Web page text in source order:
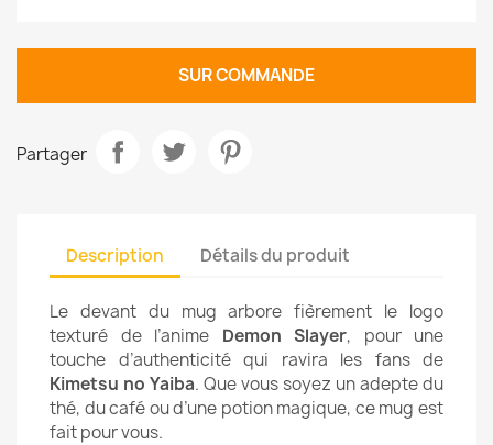
SUR COMMANDE
Partager
Description Détails du produit
Le devant du mug arbore fièrement le logo
texturé de l’anime Demon Slayer, pour une
touche d’authenticité qui ravira les fans de
Kimetsu no Yaiba. Que vous soyez un adepte du
thé, du café ou d’une potion magique, ce mug est
fait pour vous.